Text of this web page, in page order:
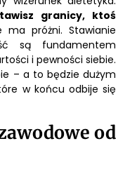
granicy, ktoś
próżni. Stawianie
są fundamentem
i pewności siebie.
– a to będzie dużym
w końcu odbije się
od